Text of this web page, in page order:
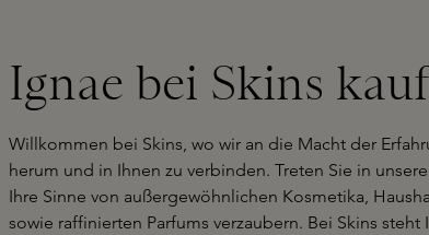
Ignae bei Skins
Willkommen bei Skins, wo wir an die Macht der
herum und in Ihnen zu verbinden. Treten Sie in
Ihre Sinne von außergewöhnlichen Kosmetika,
sowie raffinierten Parfums verzaubern. Bei Skins